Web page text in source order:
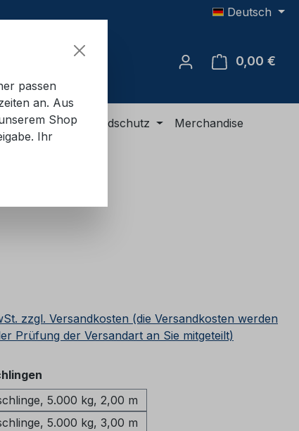
Deutsch
0,00 €
Brandschutz
Merchandise
zzgl. Versandkosten (die Versandkosten werden
Prüfung der Versandart an Sie mitgeteilt)
5.000 kg, 2,00 m
5.000 kg, 3,00 m
passen
an. Aus
Shop
Ihr